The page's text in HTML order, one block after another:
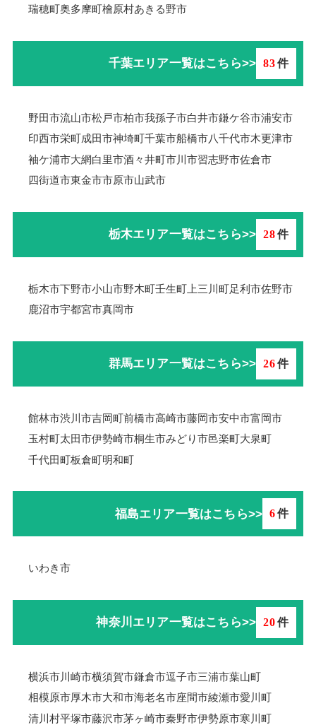
瑞穂町奥多摩町檜原村あきる野市
千葉エリア一覧はこちら>> 83件
野田市流山市松戸市柏市我孫子市白井市鎌ケ谷市浦安市
印西市栄町成田市神埼町千葉市船橋市八千代市木更津市
袖ケ浦市大網白里市酒々井町市川市習志野市佐倉市
四街道市東金市市原市山武市
栃木エリア一覧はこちら>> 28件
栃木市下野市小山市野木町壬生町 上三川町足利市佐野市
鹿沼市宇都宮市真岡市
群馬エリア一覧はこちら>> 26件
館林市渋川市吉岡町前橋市高崎市藤岡市安中市富岡市
玉村町太田市伊勢崎市桐生市みどり市邑楽町大泉町
千代田町板倉町明和町
福島エリア一覧はこちら>> 6件
いわき市
神奈川エリア一覧はこちら>> 20件
横浜市川崎市横須賀市鎌倉市逗子市三浦市葉山町
相模原市厚木市大和市海老名市座間市綾瀬市愛川町
清川村平塚市藤沢市茅ヶ崎市秦野市伊勢原市寒川町